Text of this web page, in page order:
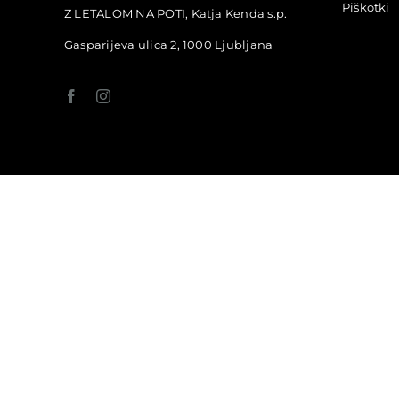
Z LETALOM NA POTI, Katja Kenda s.p.
Gasparijeva ulica 2, 1000 Ljubljana
Piškotki